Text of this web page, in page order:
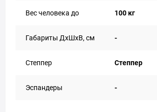
Вес человека до 100 кг
Габариты ДхШхВ, см -
Степпер Степпер
Эспандеры -